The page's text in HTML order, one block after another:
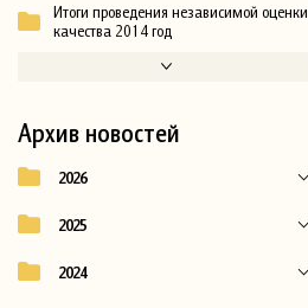
Итоги проведения независимой оценки
качества 2014 год
Архив новостей
2026
2025
2024